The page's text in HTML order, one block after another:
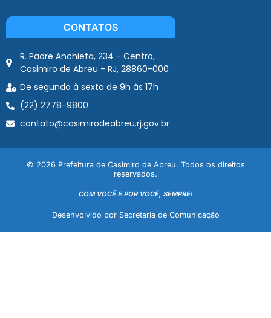
CONTATOS
R. Padre Anchieta, 234 - Centro,
Casimiro de Abreu - RJ, 28860-000
De segunda à sexta de 9h às 17h
(22) 2778-9800
contato@casimirodeabreu.rj.gov.br
© 2026 Prefeitura de Casimiro de Abreu. Todos os direitos
reservados.
COM VOCÊ E POR VOCÊ, SEMPRE!
Desenvolvido por Secretaria de Comunicação